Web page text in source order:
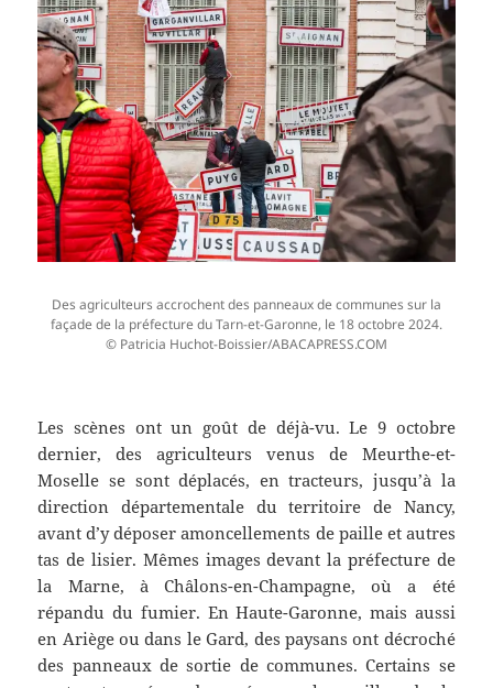
Des agriculteurs accrochent des panneaux de communes sur la
façade de la préfecture du Tarn-et-Garonne, le 18 octobre 2024.
© Patricia Huchot-Boissier/ABACAPRESS.COM
Les scènes ont un goût de déjà-vu. Le 9 octobre
dernier, des agriculteurs venus de Meurthe-et-
Moselle se sont déplacés, en tracteurs, jusqu’à la
direction départementale du territoire de Nancy,
avant d’y déposer amoncellements de paille et autres
tas de lisier. Mêmes images devant la préfecture de
la Marne, à Châlons-en-Champagne, où a été
répandu du fumier. En Haute-Garonne, mais aussi
en Ariège ou dans le Gard, des paysans ont décroché
des panneaux de sortie de communes. Certains se